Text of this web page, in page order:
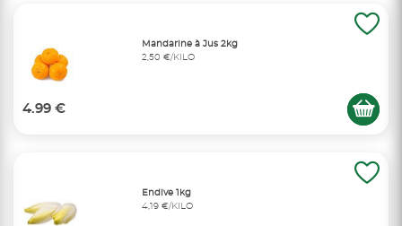
Mandarine à Jus 2kg
2,50 €/KILO
4.99 €
Endive 1kg
4,19 €/KILO